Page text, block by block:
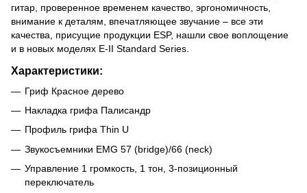
гитар, проверенное временем качество, эргономичность,
внимание к деталям, впечатляющее звучание – все эти
качества, присущие продукции ESP, нашли свое воплощение
и в новых моделях E-II Standard Series.
Характеристики:
Гриф Красное дерево
Накладка грифа Палисандр
Профиль грифа Thin U
Звукосъемники EMG 57 (bridge)/66 (neck)
Управление 1 громкость, 1 тон, 3-позиционный
переключатель